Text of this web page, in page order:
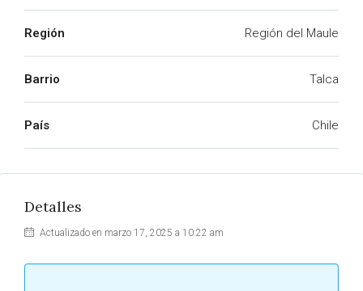
Región Región del Maule
Barrio Talca
País Chile
Detalles
Actualizado en marzo 17, 2025 a 10:22 am